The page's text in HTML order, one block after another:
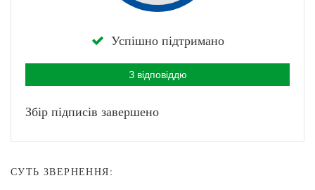
Успішно підтримано
З відповіддю
Збір підписів завершено
СУТЬ ЗВЕРНЕННЯ: